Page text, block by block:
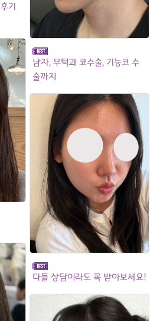
기
남자, 무턱과 코수술, 기능코 수
술까지
다들 상담이라도 꼭 받아보세요!